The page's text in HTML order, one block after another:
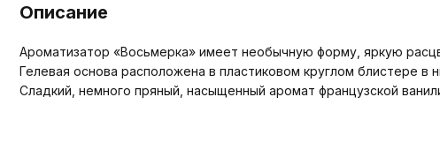
Описание
Ароматизатор «Восьмерка» имеет необычную форму, яркую
Гелевая основа расположена в пластиковом круглом блистере в
Сладкий, немного пряный, насыщенный аромат французской